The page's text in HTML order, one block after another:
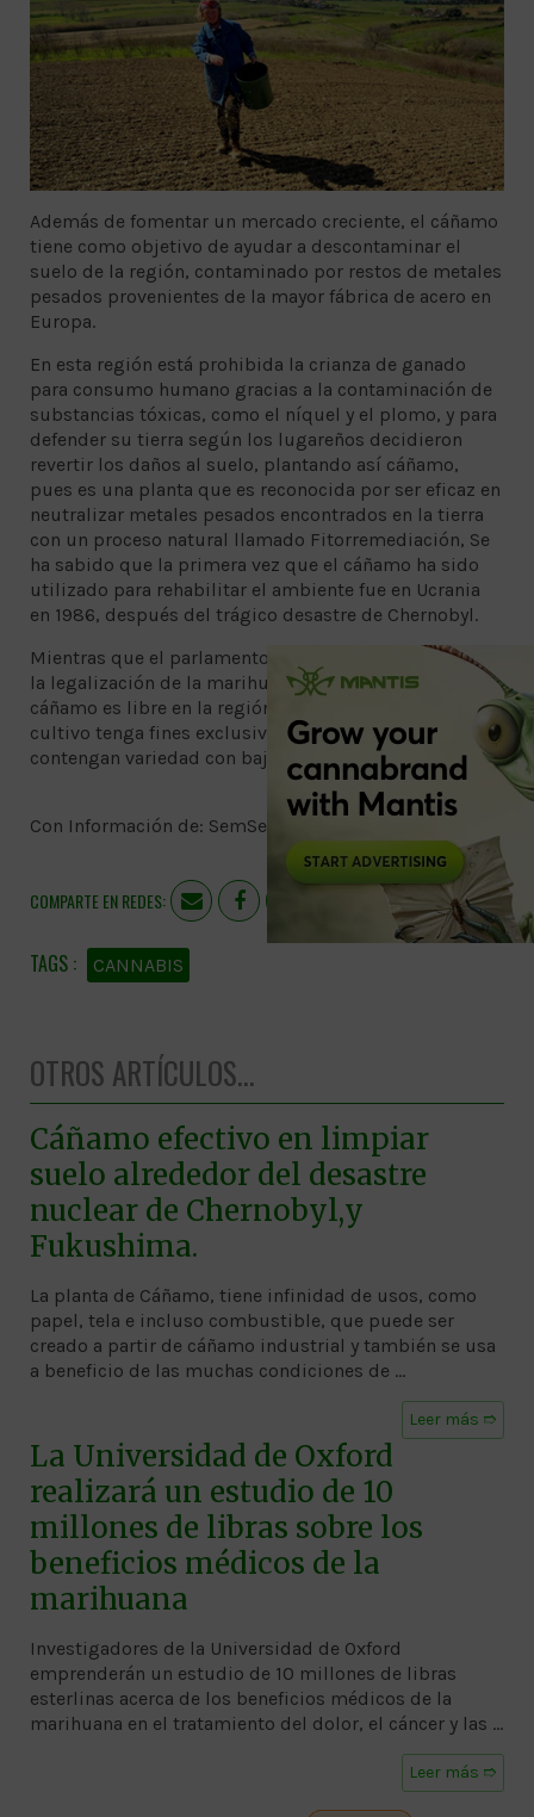
Además de fomentar un mercado creciente, el cáñamo
tiene como objetivo de ayudar a descontaminar el
suelo de la región, contaminado por restos de metales
pesados provenientes de la mayor fábrica de acero en
Europa.
En esta región está prohibida la crianza de ganado
para consumo humano gracias a la contaminación de
substancias tóxicas, como el níquel y el plomo, y para
defender su tierra según los lugareños decidieron
revertir los daños al suelo, plantando así cáñamo,
pues es una planta que es reconocida por ser eficaz en
neutralizar metales pesados encontrados en la tierra
con un proceso natural llamado Fitorremediación, Se
ha sabido que la primera vez que el cáñamo ha sido
utilizado para rehabilitar el ambiente fue en Ucrania
en 1986, después del trágico desastre de Chernobyl.
Mientras que el parlamento italiano sigue discutiendo
la legalización de la marihuana en el país, el cultivo de
cáñamo es libre en la región, siempre y cuando el
cultivo tenga fines exclusivamente industriales y que
contengan variedad con bajo THC.
Con Información de: SemSemente
COMPARTE EN REDES:
CANNABIS
OTROS ARTÍCULOS...
Cáñamo efectivo en limpiar
suelo alrededor del desastre
nuclear de Chernobyl,y
Fukushima.
La planta de Cáñamo, tiene infinidad de usos, como
papel, tela e incluso combustible, que puede ser
creado a partir de cáñamo industrial y también se usa
a beneficio de las muchas condiciones de …
Leer más ➱
La Universidad de Oxford
realizará un estudio de 10
millones de libras sobre los
beneficios médicos de la
marihuana
Investigadores de la Universidad de Oxford
emprenderán un estudio de 10 millones de libras
esterlinas acerca de los beneficios médicos de la
marihuana en el tratamiento del dolor, el cáncer y las …
Leer más ➱